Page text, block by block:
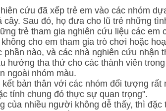
cứu đã xếp trẻ em vào các nhóm
cây. Sau đó, họ đưa cho lũ trẻ những
trẻ tham gia nghiên cứu liệu các em
cho em tham gia trò chơi hoặc
nào, và các nhà nghiên cứu nhận
hướng tha thứ cho các thành viên
ngoài nhóm màu.
bản thân với các nhóm đối tượng rất
tính chung đó thực sự quan trọng".
của nhiều người không dễ thấy, thì đặc